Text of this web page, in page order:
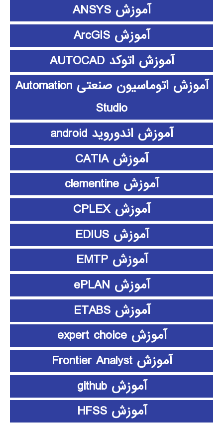
آموزش ANSYS
آموزش ArcGIS
آموزش اتوکد AUTOCAD
آموزش اتوماسیون صنعتی Automation
Studio
آموزش اندوروید android
آموزش CATIA
آموزش clementine
آموزش CPLEX
آموزش EDIUS
آموزش EMTP
آموزش ePLAN
آموزش ETABS
آموزش expert choice
آموزش Frontier Analyst
آموزش github
آموزش HFSS